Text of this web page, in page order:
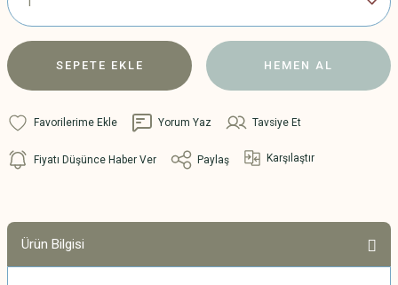
SEPETE EKLE HEMEN AL
Yorum Yaz Tavsiye Et
Fiyatı Düşünce Haber Ver Paylaş Karşılaştır
Ürün Bilgisi